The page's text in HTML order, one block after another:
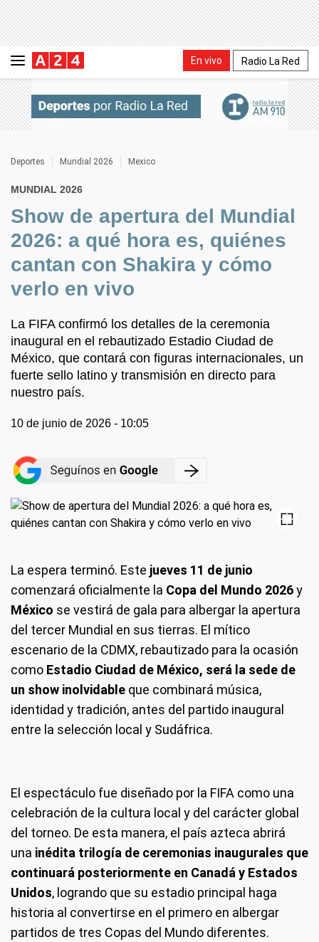
En vivo Radio La Red
Deportes Mundial 2026 Mexico
MUNDIAL 2026
Show de apertura del Mundial
2026: a qué hora es, quiénes
cantan con Shakira y cómo
verlo en vivo
La FIFA confirmó los detalles de la ceremonia
inaugural en el rebautizado Estadio Ciudad de
México, que contará con figuras internacionales, un
fuerte sello latino y transmisión en directo para
nuestro país.
10 de junio de 2026 - 10:05
La espera terminó. Este jueves 11 de junio
comenzará oficialmente la Copa del Mundo 2026y
México se vestirá de gala para albergar la apertura
del tercer Mundial en sus tierras. El mítico
escenario de la CDMX, rebautizado para la ocasión
como Estadio Ciudad de México, será la sede de
un show inolvidable que combinará música,
identidad y tradición, antes del partido inaugural
entre la selección local y Sudáfrica.
El espectáculo fue diseñado por la FIFA como una
celebración de la cultura local y del carácter global
del torneo. De esta manera, el país azteca abrirá
una inédita trilogía de ceremonias inaugurales que
continuará posteriormente en Canadá y Estados
Unidos, logrando que su estadio principal haga
historia al convertirse en el primero en albergar
partidos de tres Copas del Mundo diferentes.